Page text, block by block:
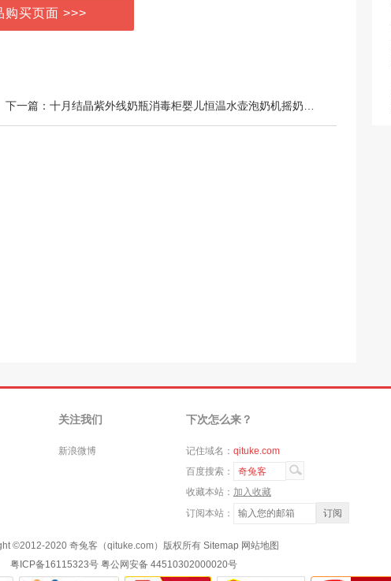
购买页面 >>>
关注我们
新浪微博
下次怎么来？
记住域名： qituke.com
百度搜索：
奇兔客
收藏本站： 加入收藏
订阅本站：
©2012-2020 奇兔客（qituke.com）版权所有 Sitemap 网站地图
粤ICP备16115323号 粤公网安备 44510302000020号